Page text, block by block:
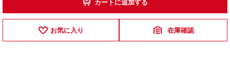
カートに追加する
お気に入り 在庫確認